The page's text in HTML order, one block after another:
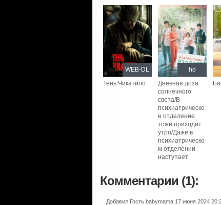
Тень Чикатило
WEB-DL
Дневная доза
солнечного
света/В
психиатрическо
е отделение
тоже приходит
утро/Даже в
психиатрическо
м отделении
наступает
hd
Комментарии (1):
Добавил Гость babymama 17 июня 2024